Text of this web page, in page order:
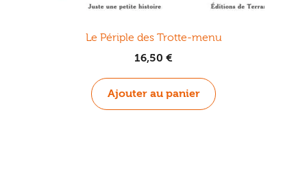
Le Périple des Trotte-menu
16,50 €
Ajouter au panier